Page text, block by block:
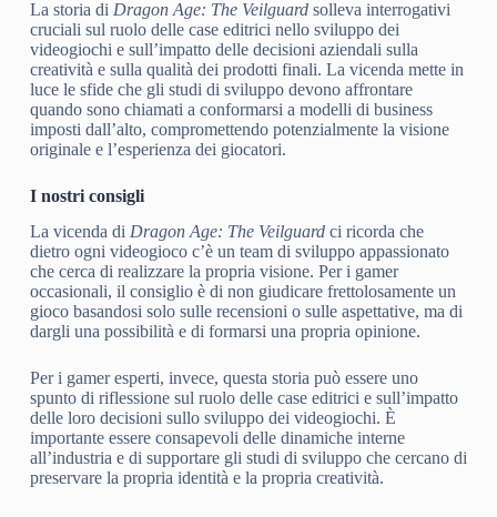
La storia di Dragon Age: The Veilguardsolleva interrogativi
cruciali sul ruolo delle case editrici nello sviluppo dei
videogiochi e sull’impatto delle decisioni aziendali sulla
creatività e sulla qualità dei prodotti finali. La vicenda mette in
luce le sfide che gli studi di sviluppo devono affrontare
quando sono chiamati a conformarsi a modelli di business
imposti dall’alto, compromettendo potenzialmente la visione
originale e l’esperienza dei giocatori.
I nostri consigli
La vicenda di Dragon Age: The Veilguardci ricorda che
dietro ogni videogioco c’è un team di sviluppo appassionato
che cerca di realizzare la propria visione. Per i gamer
occasionali, il consiglio è di non giudicare frettolosamente un
gioco basandosi solo sulle recensioni o sulle aspettative, ma di
dargli una possibilità e di formarsi una propria opinione.
Per i gamer esperti, invece, questa storia può essere uno
spunto di riflessione sul ruolo delle case editrici e sull’impatto
delle loro decisioni sullo sviluppo dei videogiochi. È
importante essere consapevoli delle dinamiche interne
all’industria e di supportare gli studi di sviluppo che cercano di
preservare la propria identità e la propria creatività.